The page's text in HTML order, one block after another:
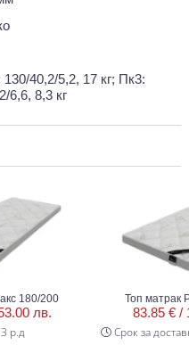
40,2/5,2, 17 кг; Пк3:
6,6, 8,3 кг
200
лв.
Топ матрак
83.85 € /
Срок за доставка